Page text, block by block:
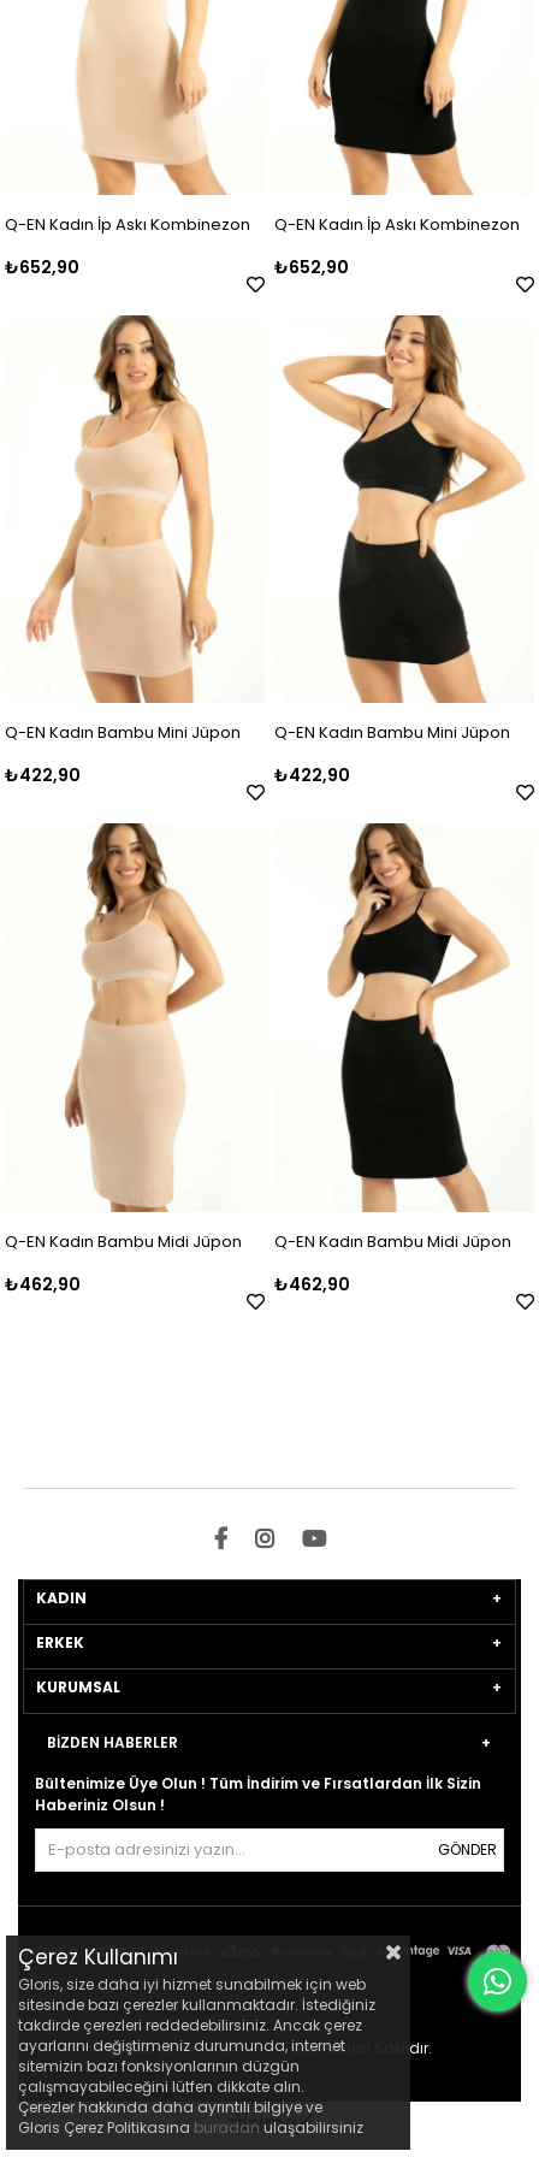
Q-EN Kadın İp Askı Kombinezon
₺652,90
Q-EN Kadın İp Askı Kombinezon
₺652,90
Q-EN Kadın Bambu Mini Jüpon
₺422,90
Q-EN Kadın Bambu Mini Jüpon
₺422,90
Q-EN Kadın Bambu Midi Jüpon
₺462,90
Q-EN Kadın Bambu Midi Jüpon
₺462,90
KADIN
ERKEK
KURUMSAL
BİZDEN HABERLER
Bültenimize Üye Olun ! Tüm İndirim ve Fırsatlardan İlk Sizin
Haberiniz Olsun !
GÖNDER
© 2021gloris.com.tr- Tüm Hakları Saklıdır.
Çerez Kullanımı
Gloris, size daha iyi hizmet sunabilmek için web
sitesinde bazı çerezler kullanmaktadır. İstediğiniz
takdirde çerezleri reddedebilirsiniz. Ancak çerez
ayarlarını değiştirmeniz durumunda, internet
sitemizin bazı fonksiyonlarının düzgün
çalışmayabileceğini lütfen dikkate alın.
Çerezler hakkında daha ayrıntılı bilgiye ve
Gloris Çerez Politikasına buradan ulaşabilirsiniz